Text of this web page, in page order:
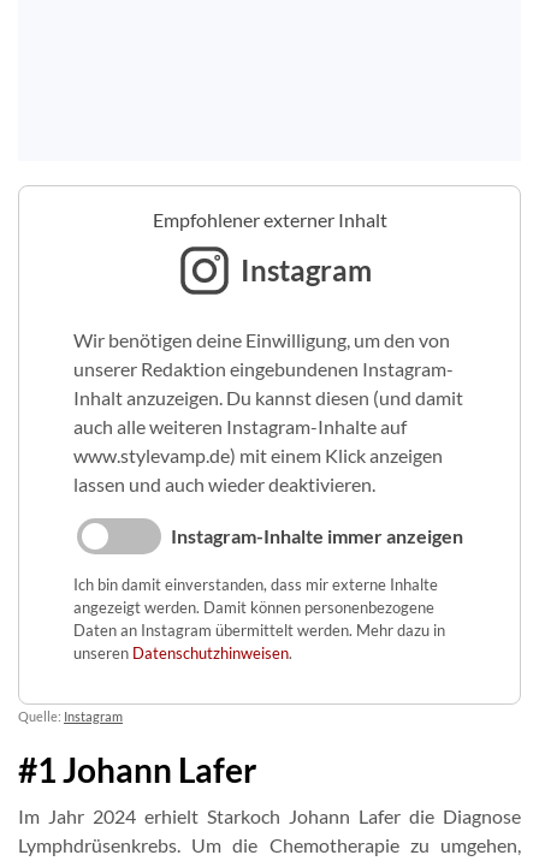
Empfohlener externer Inhalt
Instagram
Wir benötigen deine Einwilligung, um den von
unserer Redaktion eingebundenen Instagram-
Inhalt anzuzeigen. Du kannst diesen (und damit
auch alle weiteren Instagram-Inhalte auf
www.stylevamp.de) mit einem Klick anzeigen
lassen und auch wieder deaktivieren.
Instagram-Inhalte immer anzeigen
Ich bin damit einverstanden, dass mir externe Inhalte
angezeigt werden. Damit können personenbezogene
Daten an Instagram übermittelt werden. Mehr dazu in
unseren Datenschutzhinweisen.
Quelle: Instagram
#1 Johann Lafer
Im Jahr 2024 erhielt Starkoch Johann Lafer die Diagnose
Lymphdrüsenkrebs. Um die Chemotherapie zu umgehen,